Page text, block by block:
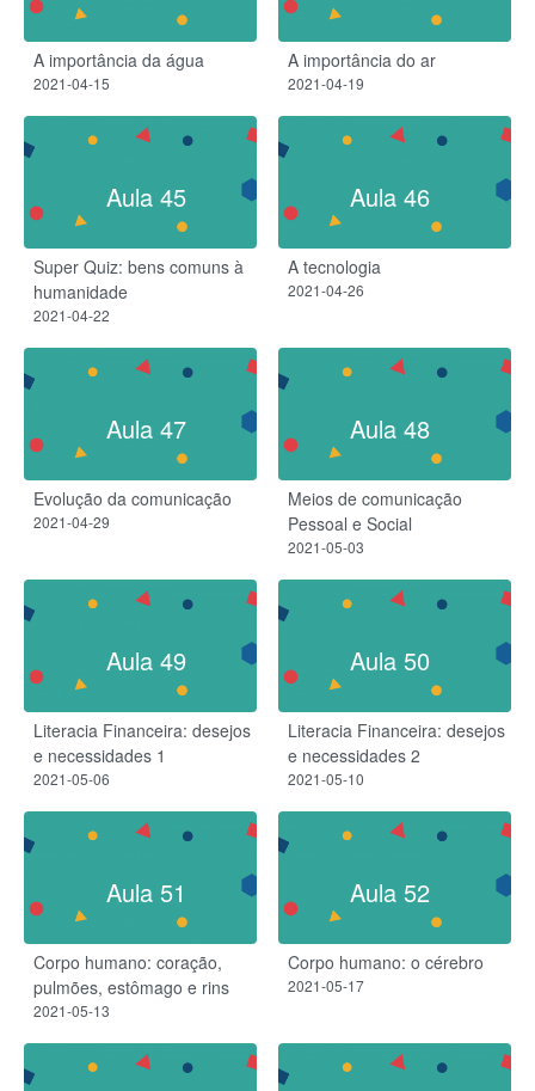
A importância da água
2021-04-15
A importância do ar
2021-04-19
Aula 45
Super Quiz: bens comuns à
humanidade
2021-04-22
Aula 46
A tecnologia
2021-04-26
Aula 47
Evolução da comunicação
2021-04-29
Aula 48
Meios de comunicação
Pessoal e Social
2021-05-03
Aula 49
Literacia Financeira: desejos
e necessidades 1
2021-05-06
Aula 50
Literacia Financeira: desejos
e necessidades 2
2021-05-10
Aula 51
Corpo humano: coração,
pulmões, estômago e rins
2021-05-13
Aula 52
Corpo humano: o cérebro
2021-05-17